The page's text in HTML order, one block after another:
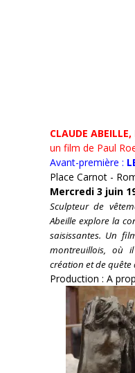
CLAUDE
un film de Paul
Avant-première :
Place Carnot -
Mercredi 3 juin
Sculpteur de
Abeille explore la
saisissantes. Un
montreuillois, où
création et de quête
Production : A